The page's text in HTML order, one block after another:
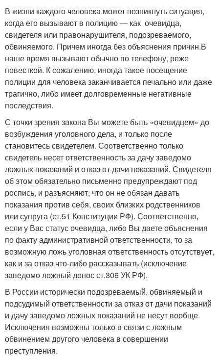
В жизни каждого человека может возникнуть ситуация,
когда его вызывают в полицию — как очевидца,
свидетеля или правонарушителя, подозреваемого,
обвиняемого. Причем иногда без объяснения причин.В
наше время вызывают обычно по телефону, реже
повесткой. К сожалению, иногда такое посещение
полиции для человека заканчивается печально или даже
трагично, либо имеет долговременные негативные
последствия.
С точки зрения закона Вы можете быть «очевидцем» до
возбуждения уголовного дела, и только после
становитесь свидетелем. Соответственно только
свидетель несет ответственность за дачу заведомо
ложных показаний и отказ от дачи показаний. Свидетеля
об этом обязательно письменно предупреждают под
роспись, и разъясняют, что он не обязан давать
показания против себя, своих близких родственников
или супруга (ст.51 Конституции РФ). Соответственно,
если у Вас статус очевидца, либо Вы даете объяснения
по факту административной ответственности, то за
возможную ложь уголовная ответственность отсутствует,
как и за отказ что-либо рассказывать (исключение
заведомо ложный донос ст.306 УК РФ).
В России исторически подозреваемый, обвиняемый и
подсудимый ответственности за отказ от дачи показаний
и дачу заведомо ложных показаний не несут вообще.
Исключения возможны только в связи с ложным
обвинением другого человека в совершении
преступления.